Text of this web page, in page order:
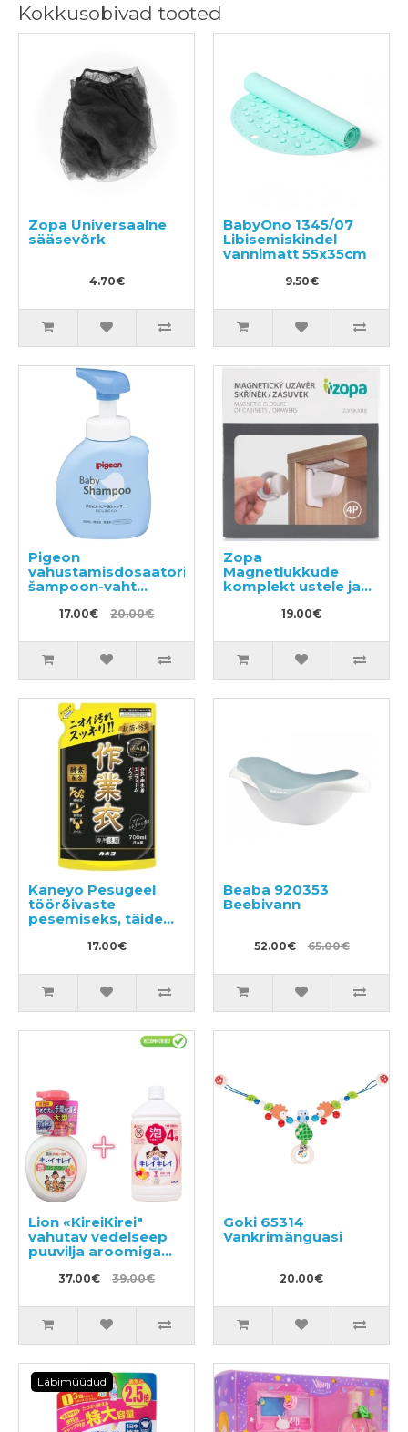
Kokkusobivad tooted
Zopa Universaalne
sääsevõrk
4.70€
BabyOno 1345/07
Libisemiskindel
vannimatt 55x35cm
9.50€
Pigeon
vahustamisdosaatoriga
šampoon-vaht
17.00€ 20.00€
Zopa
Magnetlukkude
komplekt ustele ja
sahtlitele 4tk
19.00€
Kaneyo Pesugeel
töörõivaste
pesemiseks, täide
17.00€
Beaba 920353
Beebivann
52.00€ 65.00€
Lion «KireiKirei"
vahutav vedelseep
puuvilja aroomiga
500ml + täitepakend
800ml37.00€ 39.00€
Goki 65314
Vankrimänguasi
20.00€
Läbimüüdud